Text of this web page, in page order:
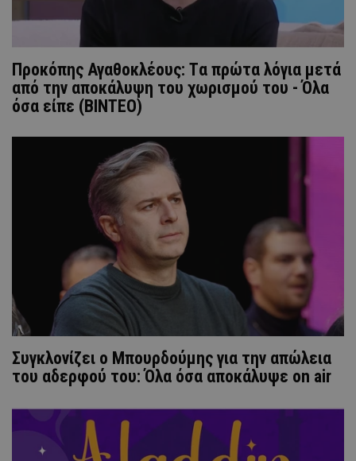
Προκόπης Αγαθοκλέους: Tα πρώτα λόγια μετά
από την αποκάλυψη του χωρισμού του - Όλα
όσα είπε (ΒΙΝΤΕΟ)
Συγκλονίζει ο Μπουρδούμης για την απώλεια
του αδερφού του: Όλα όσα αποκάλυψε on air